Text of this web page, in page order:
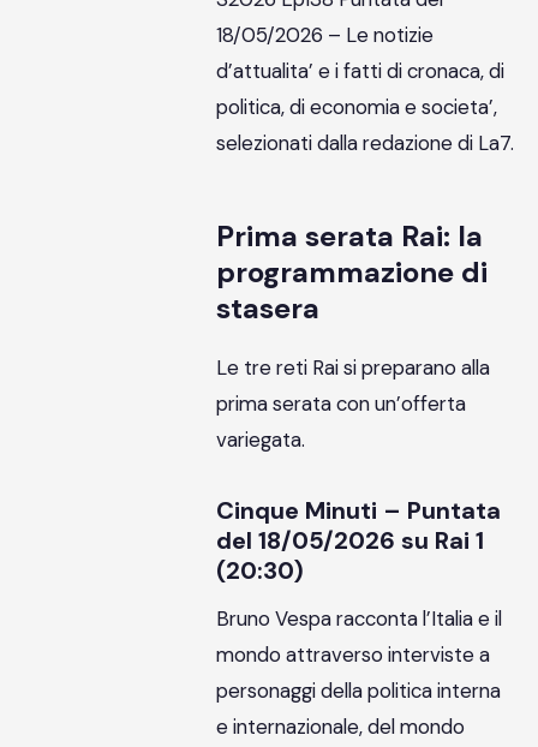
18/05/2026 – Le notizie
d’attualita’ e i fatti di cronaca, di
politica, di economia e societa’,
selezionati dalla redazione di La7.
Prima serata Rai: la
programmazione di
stasera
Le tre reti Rai si preparano alla
prima serata con un’offerta
variegata.
Cinque Minuti – Puntata
del 18/05/2026 su Rai 1
(20:30)
Bruno Vespa racconta l’Italia e il
mondo attraverso interviste a
personaggi della politica interna
e internazionale, del mondo